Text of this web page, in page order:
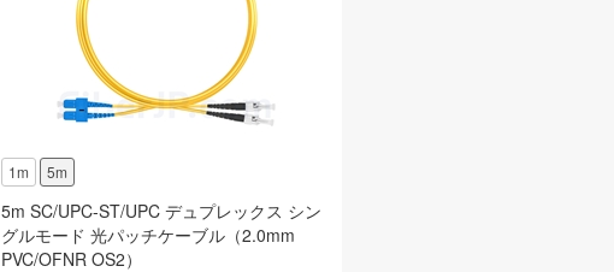
1m 5m
5m SC/UPC-ST/UPC デュプレックス シン
グルモード 光パッチケーブル（2.0mm
PVC/OFNR OS2）